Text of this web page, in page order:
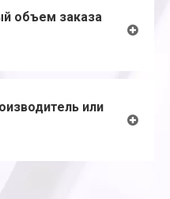
объем заказа
или